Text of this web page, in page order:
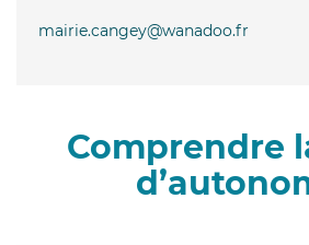
mairie.cangey@wanadoo.fr
Comprendre